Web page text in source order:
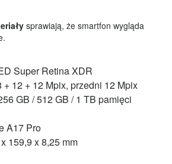
sprawiają, że smartfon wygląda
Super Retina XDR
+ 12 + 12 Mpix, przedni 12 Mpix
GB / 512 GB / 1 TB pamięci
A17 Pro
159,9 x 8,25 mm